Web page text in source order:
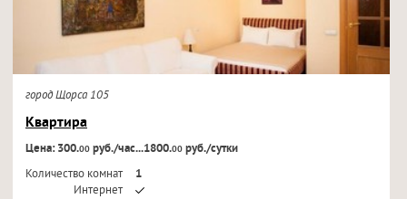
город Щорса 105
Квартира
Цена: 300.00руб./час...1800.00руб./сутки
Количество комнат
1
Интернет